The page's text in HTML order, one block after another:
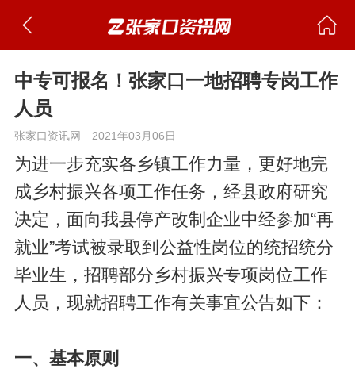
中专可报名！张家口一地招聘专岗工作
人员
张家口资讯网 2021年03月06日
为进一步充实各乡镇工作力量，更好地完
成乡村振兴各项工作任务，经县政府研究
决定，面向我县停产改制企业中经参加“再
就业”考试被录取到公益性岗位的统招统分
毕业生，招聘部分乡村振兴专项岗位工作
人员，现就招聘工作有关事宜公告如下：
一、基本原则